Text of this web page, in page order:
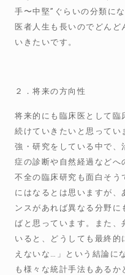
手〜中堅”ぐらいの分類に
医者人生も長いのでどん
いきたいです。
２．将来の方向性
将来的にも臨床医として臨
続けていきたいと思ってい
強・研究をしている中で、
症の診断や自然経過などへ
不全の臨床研究も面白そう
にはなるとは思いますが、
ンスがあれば異なる分野
ばと思っています。また、
いると、どうしても最終的
えないな…」という結論に
も様々な統計手法もあるか